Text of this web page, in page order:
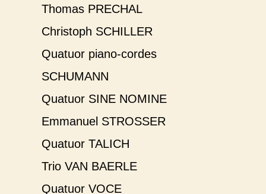
Thomas PRECHAL
Christoph SCHILLER
Quatuor piano-cordes
SCHUMANN
Quatuor SINE NOMINE
Emmanuel STROSSER
Quatuor TALICH
Trio VAN BAERLE
Quatuor VOCE